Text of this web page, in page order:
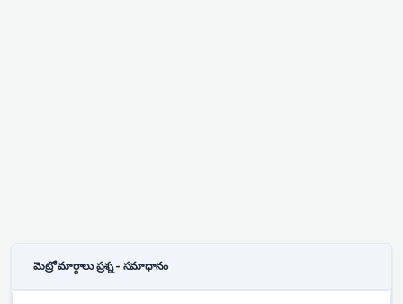
మెట్రో మార్గాలు ప్రశ్న - సమాధానం